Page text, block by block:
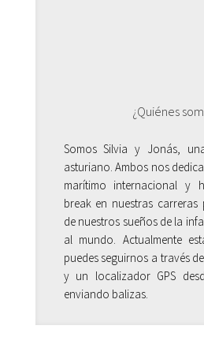
¿Quiénes
Somos Silvia y Jonás,
asturiano. Ambos nos
marítimo internacional y
break en nuestras
de nuestros sueños de la
al mundo. Actualmente
puedes seguirnos a través
y un localizador GPS
enviando balizas.